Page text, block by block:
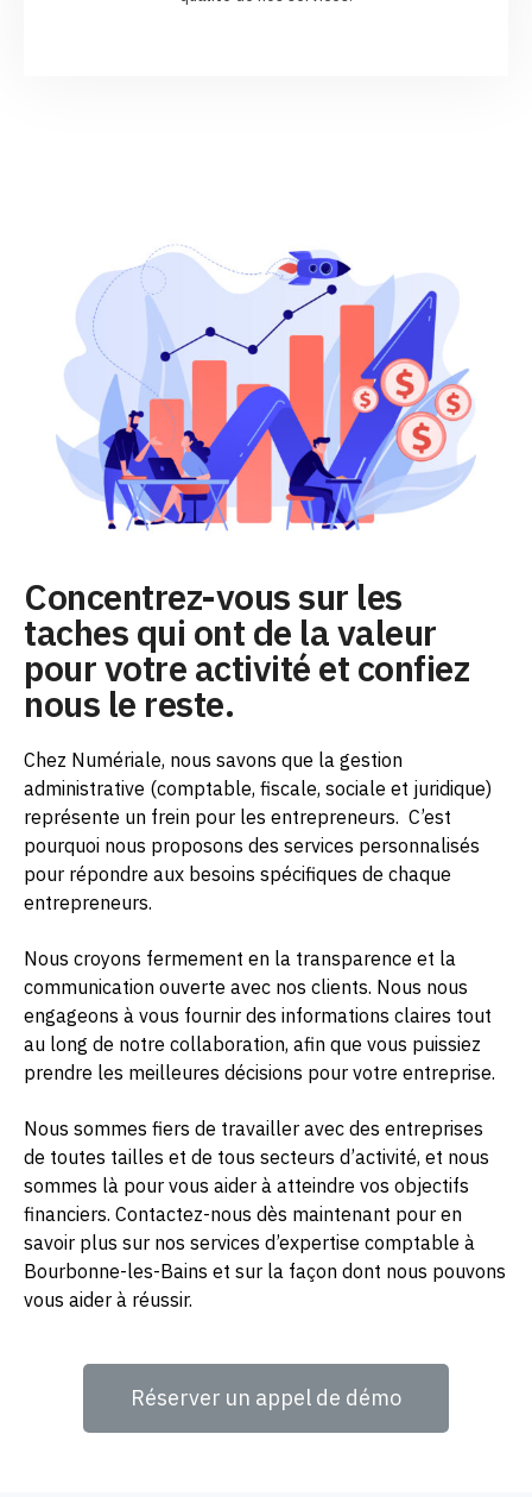
Concentrez-vous sur les
taches qui ont de la valeur
pour votre activité et confiez
nous le reste.
Chez Numériale, nous savons que la gestion
administrative (comptable, fiscale, sociale et juridique)
représente un frein pour les entrepreneurs. C’est
pourquoi nous proposons des services personnalisés
pour répondre aux besoins spécifiques de chaque
entrepreneurs.
Nous croyons fermement en la transparence et la
communication ouverte avec nos clients. Nous nous
engageons à vous fournir des informations claires tout
au long de notre collaboration, afin que vous puissiez
prendre les meilleures décisions pour votre entreprise.
Nous sommes fiers de travailler avec des entreprises
de toutes tailles et de tous secteurs d’activité, et nous
sommes là pour vous aider à atteindre vos objectifs
financiers. Contactez-nous dès maintenant pour en
savoir plus sur nos services d’expertise comptable à
Bourbonne-les-Bains et sur la façon dont nous pouvons
vous aider à réussir.
Réserver un appel de démo